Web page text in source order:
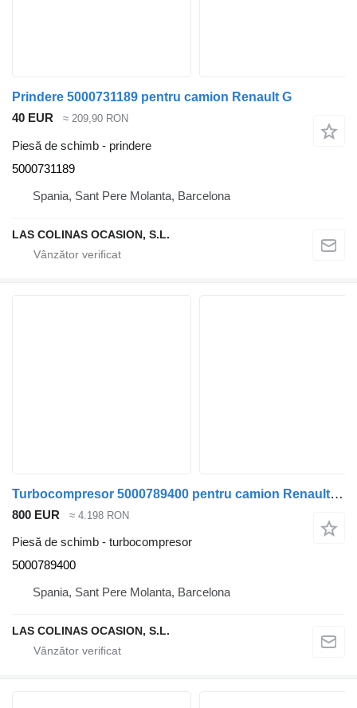
Prindere 5000731189 pentru camion Renault G
40 EUR
≈ 209,90 RON
Piesă de schimb - prindere
5000731189
Spania, Sant Pere Molanta, Barcelona
LAS COLINAS OCASION, S.L.
Turbocompresor 5000789400 pentru camion Renault G 260 (192/202 KW)
800 EUR ≈ 4.198 RON
Piesă de schimb - turbocompresor
5000789400
Spania, Sant Pere Molanta, Barcelona
LAS COLINAS OCASION, S.L.